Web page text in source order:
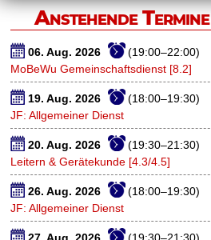
Anstehende Termine
06. Aug. 2026
(19:00–22:00)
MoBeWu Gemeinschaftsdienst [8.2]
19. Aug. 2026
(18:00–19:30)
JF: Allgemeiner Dienst
20. Aug. 2026
(19:30–21:30)
Leitern & Gerätekunde [4.3/4.5]
26. Aug. 2026
(18:00–19:30)
JF: Allgemeiner Dienst